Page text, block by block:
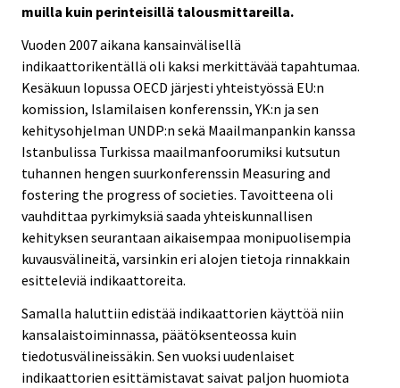
muilla kuin perinteisillä talousmittareilla.
Vuoden 2007 aikana kansainvälisellä
indikaattorikentällä oli kaksi merkittävää tapahtumaa.
Kesäkuun lopussa OECD järjesti yhteistyössä EU:n
komission, Islamilaisen konferenssin, YK:n ja sen
kehitysohjelman UNDP:n sekä Maailmanpankin kanssa
Istanbulissa Turkissa maailmanfoorumiksi kutsutun
tuhannen hengen suurkonferenssin Measuring and
fostering the progress of societies. Tavoitteena oli
vauhdittaa pyrkimyksiä saada yhteiskunnallisen
kehityksen seurantaan aikaisempaa monipuolisempia
kuvausvälineitä, varsinkin eri alojen tietoja rinnakkain
esitteleviä indikaattoreita.
Samalla haluttiin edistää indikaattorien käyttöä niin
kansalaistoiminnassa, päätöksenteossa kuin
tiedotusvälineissäkin. Sen vuoksi uudenlaiset
indikaattorien esittämistavat saivat paljon huomiota